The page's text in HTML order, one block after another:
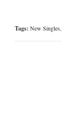
Tags: New Singles,